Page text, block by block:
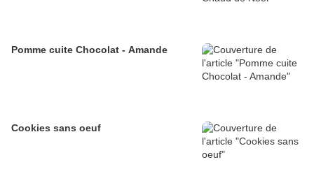
Pomme cuite Chocolat - Amande
Cookies sans oeuf